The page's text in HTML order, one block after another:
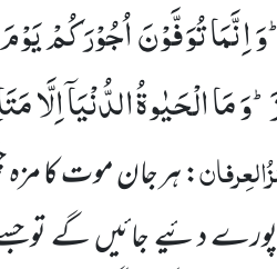
اِنَّمَاتُوَفَّوْنَاُجُوْرَكُمْیَوْمَ
وَمَاالْحَیٰوةُالدُّنْیَاۤاِلَّا
: ہر جان موت کا مزہ
دئیے جائیں گے توجسے